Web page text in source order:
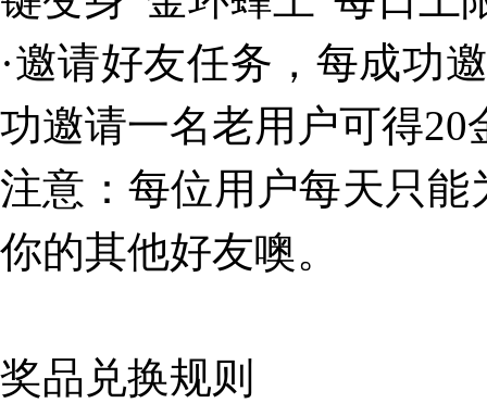
·邀请好友任务，每成功
功邀请一名老用户可得20
注意：每位用户每天只
你的其他好友噢。
奖品兑换规则